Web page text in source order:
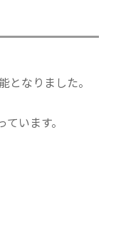
となりました。
います。